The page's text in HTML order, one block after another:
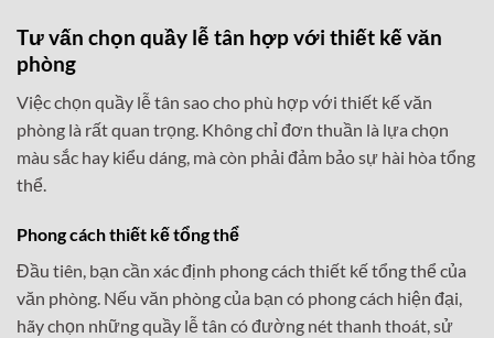
Tư vấn chọn quầy lễ tân hợp với thiết kế văn
phòng
Việc chọn quầy lễ tân sao cho phù hợp với thiết kế văn
phòng là rất quan trọng. Không chỉ đơn thuần là lựa chọn
màu sắc hay kiểu dáng, mà còn phải đảm bảo sự hài hòa tổng
thể.
Phong cách thiết kế tổng thể
Đầu tiên, bạn cần xác định phong cách thiết kế tổng thể của
văn phòng. Nếu văn phòng của bạn có phong cách hiện đại,
hãy chọn những quầy lễ tân có đường nét thanh thoát, sử